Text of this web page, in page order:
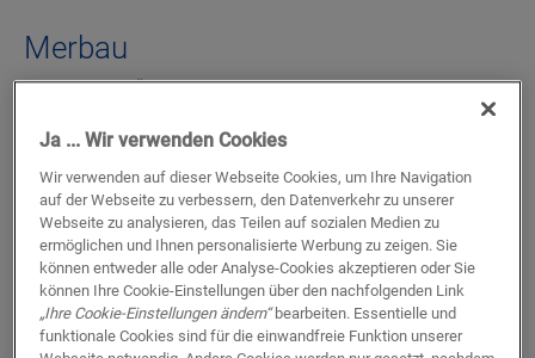
Merbau
LAMINAT-ZUBEHÖR SCOTIA QSSCOT00996
Schönes Finish
Farblich abgestimmt auf Ihren Boden
Kratzfeste Nutzschicht
Ja ... Wir verwenden Cookies
Wir verwenden auf dieser Webseite Cookies, um Ihre Navigation
auf der Webseite zu verbessern, den Datenverkehr zu unserer
Webseite zu analysieren, das Teilen auf sozialen Medien zu
ermöglichen und Ihnen personalisierte Werbung zu zeigen. Sie
können entweder alle oder Analyse-Cookies akzeptieren oder Sie
können Ihre Cookie-Einstellungen über den nachfolgenden Link
„Ihre Cookie-Einstellungen ändern“bearbeiten. Essentielle und
funktionale Cookies sind für die einwandfreie Funktion unserer